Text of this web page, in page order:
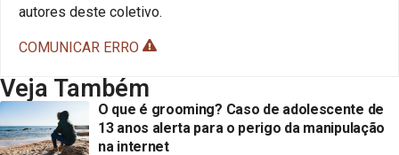
autores deste coletivo.
COMUNICAR ERRO
Veja Também
O que é grooming? Caso de adolescente de
13 anos alerta para o perigo da manipulação
na internet